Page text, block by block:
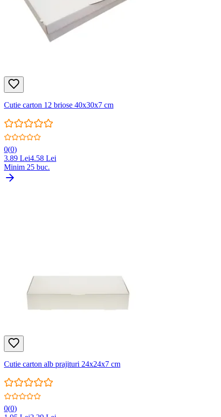
Cutie carton 12 briose 40x30x7 cm
0(0)
3.89 Lei4.58 Lei
Minim 25 buc.
Cutie carton alb prajituri 24x24x7 cm
0(0)